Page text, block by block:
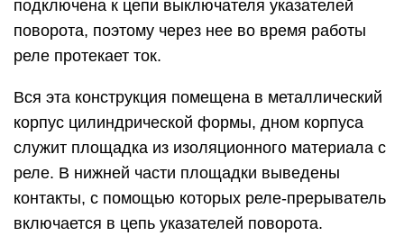
подключена к цепи выключателя указателей
поворота, поэтому через нее во время работы
реле протекает ток.
Вся эта конструкция помещена в металлический
корпус цилиндрической формы, дном корпуса
служит площадка из изоляционного материала с
реле. В нижней части площадки выведены
контакты, с помощью которых реле-прерыватель
включается в цепь указателей поворота.